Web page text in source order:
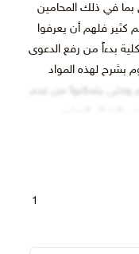
بما في ذلك المحامين
كثير فلهم أن يعرفوا
بدءاً من رفع الدعوى
بشرح لهذه المواد
وحتى يتمكنوا من عدم
بالشكل السليم
1